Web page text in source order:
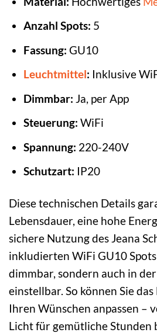
Anzahl Spots: 5
Fassung: GU10
Leuchtmittel: Inklusive
Dimmbar: Ja, per App
Steuerung: WiFi
Spannung: 220-240V
Schutzart: IP20
Diese technischen Details
Lebensdauer, eine hohe
sichere Nutzung des Jeana
inkludierten WiFi GU10
dimmbar, sondern auch in
einstellbar. So können Sie
Ihren Wünschen anpassen –
Licht für gemütliche Stunden